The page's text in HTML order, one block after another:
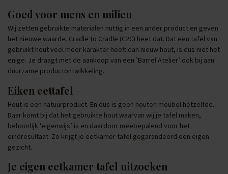
Goed voor mens en milieu
Wij zetten gebruikte materialen nuttig in een ander product en geven
het nieuwe waarde. Cradle to Cradle (C2C) heet dat. Dat een tafel van
gebruikt hout veel meer karakter heeft dan nieuw hout, is dus niet het
enige. Je draagt met de aankoop van een ’Barrel Atelier’ ook bij aan
duurzame productontwikkeling.
Eiken eettafel
Hout is een natuurproduct. En dus is geen houten meubel hetzelfde.
Daar komt bij dat het gebruikte hout waarvan wij je tafel maken,
behoorlijk ’eigenwijs’ is en daardoor meebepalend voor het
eindresultaat. Zo krijgt je eetkamer tafel gegarandeerd een eigen
gezicht.
Je eigen eetkamer tafel uitzoeken